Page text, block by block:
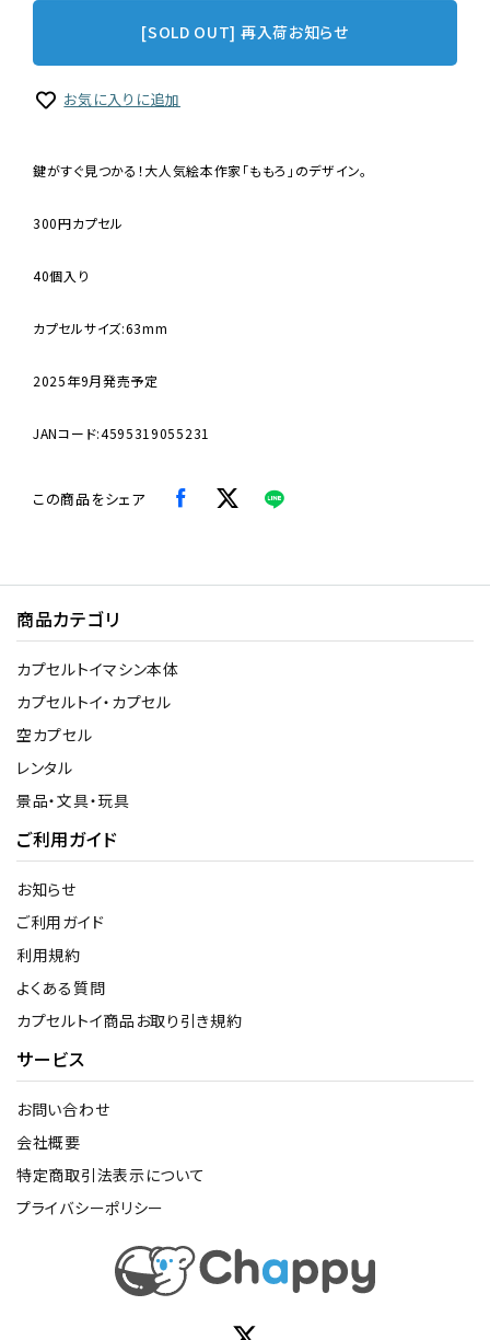
[SOLD OUT] 再入荷お知らせ
お気に入りに追加
鍵がすぐ見つかる！大人気絵本作家「ももろ」のデザイン。
300円カプセル
40個入り
カプセルサイズ:63mm
2025年9月発売予定
JANコード:4595319055231
この商品をシェア
商品カテゴリ
カプセルトイマシン本体
カプセルトイ・カプセル
空カプセル
レンタル
景品・文具・玩具
ご利用ガイド
お知らせ
ご利用ガイド
利用規約
よくある質問
カプセルトイ商品お取り引き規約
サービス
お問い合わせ
会社概要
特定商取引法表示について
プライバシーポリシー